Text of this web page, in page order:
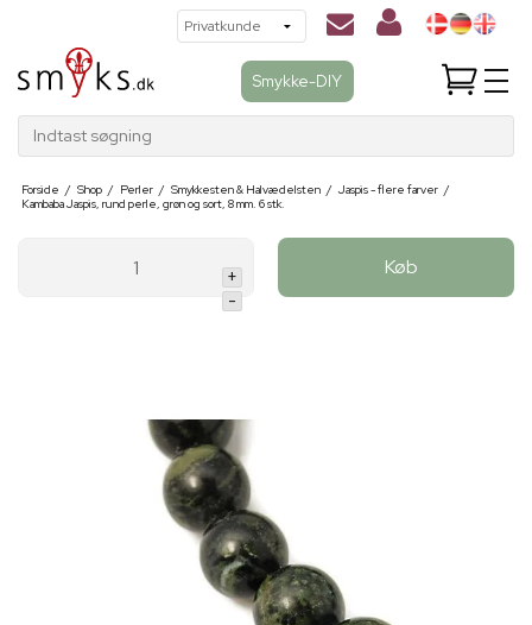
Smykke-DIY
Indtast søgning
Forside / Shop / Perler / Smykkesten & Halvædelsten / Jaspis - flere farver /
Kambaba Jaspis, rund perle, grøn og sort, 8 mm. 6 stk.
+
-
Køb